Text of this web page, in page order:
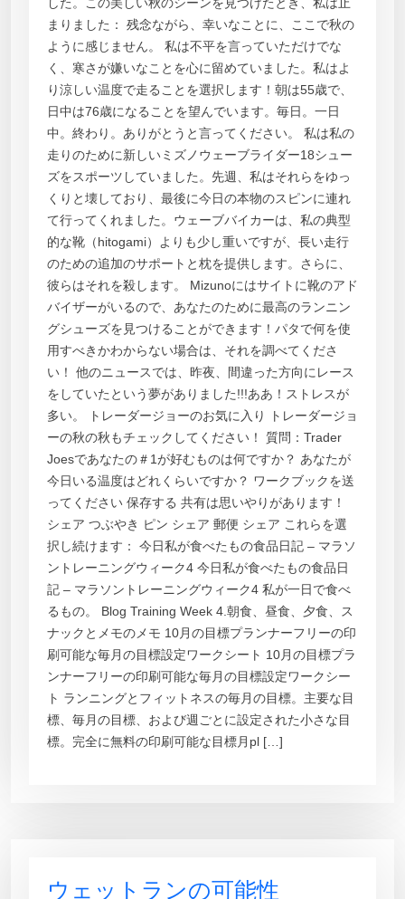
した。この美しい秋のシーンを見つけたとき、私は止
まりました： 残念ながら、幸いなことに、ここで秋の
ように感じません。 私は不平を言っていただけでな
く、寒さが嫌いなことを心に留めていました。私はよ
り涼しい温度で走ることを選択します！朝は55歳で、
日中は76歳になることを望んでいます。毎日。一日
中。終わり。ありがとうと言ってください。 私は私の
走りのために新しいミズノウェーブライダー18シュー
ズをスポーツしていました。先週、私はそれらをゆっ
くりと壊しており、最後に今日の本物のスピンに連れ
て行ってくれました。ウェーブバイカーは、私の典型
的な靴（hitogami）よりも少し重いですが、長い走行
のための追加のサポートと枕を提供します。さらに、
彼らはそれを殺します。 Mizunoにはサイトに靴のアド
バイザーがいるので、あなたのために最高のランニン
グシューズを見つけることができます！パタで何を使
用すべきかわからない場合は、それを調べてくださ
い！ 他のニュースでは、昨夜、間違った方向にレース
をしていたという夢がありました!!!ああ！ストレスが
多い。 トレーダージョーのお気に入り トレーダージョ
ーの秋の秋もチェックしてください！ 質問：Trader
Joesであなたの＃1が好むものは何ですか？ あなたが
今日いる温度はどれくらいですか？ ワークブックを送
ってください 保存する 共有は思いやりがあります！
シェア つぶやき ピン シェア 郵便 シェア これらを選
択し続けます： 今日私が食べたもの食品日記 – マラソ
ントレーニングウィーク4 今日私が食べたもの食品日
記 – マラソントレーニングウィーク4 私が一日で食べ
るもの。 Blog Training Week 4.朝食、昼食、夕食、ス
ナックとメモのメモ 10月の目標プランナーフリーの印
刷可能な毎月の目標設定ワークシート 10月の目標プラ
ンナーフリーの印刷可能な毎月の目標設定ワークシー
ト ランニングとフィットネスの毎月の目標。主要な目
標、毎月の目標、および週ごとに設定された小さな目
標。完全に無料の印刷可能な目標月pl […]
ウェットランの可能性